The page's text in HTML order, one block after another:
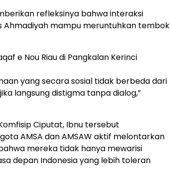
refleksinya bahwa interaksi
Ahmadiyah mampu meruntuhkan tembok
e Nou Riau di Pangkalan Kerinci
yang secara sosial tidak berbeda dari
langsung distigma tanpa dialog,”
Ciputat, Ibnu tersebut
AMSA dan AMSAW aktif melontarkan
mereka tidak hanya mewarisi
depan Indonesia yang lebih toleran